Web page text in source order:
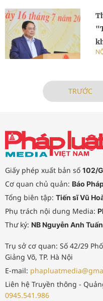
TRƯỚC
Giấy phép xuất bản số 102/
Cơ quan chủ quản: Báo
Tổng biên tập: Tiến sĩ Vũ
Phụ trách nội dung Media:
Thư ký: NB Nguyễn Anh Tuấn
Trụ sở cơ quan: Số 42/29
Giảng Võ, TP. Hà Nội
E-mail:
Liên hệ Truyền thông -
0945.541.986